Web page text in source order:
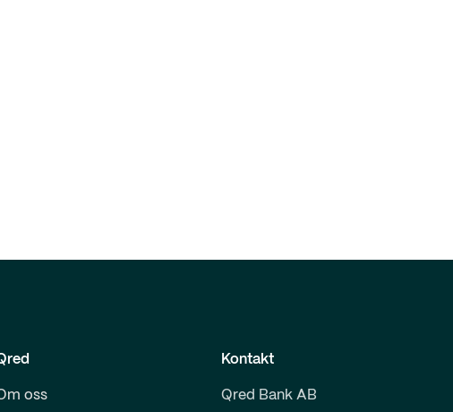
oss
Kontakt
Qred Bank AB